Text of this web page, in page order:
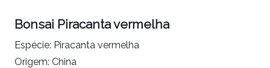
Bonsai Piracanta vermelha
Espécie: Piracanta vermelha
Origem: China